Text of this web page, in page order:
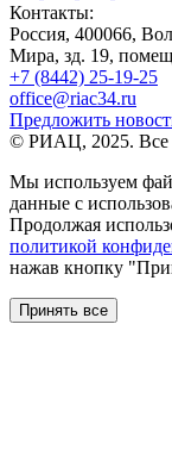
Контакты:
Россия, 400066,
Мира, зд. 19,
+7 (8442) 25-19-25
office@riac34.ru
Предложить
© РИАЦ, 2025. Все
Мы используем
данные с
Продолжая
политикой
нажав кнопку
Принять все